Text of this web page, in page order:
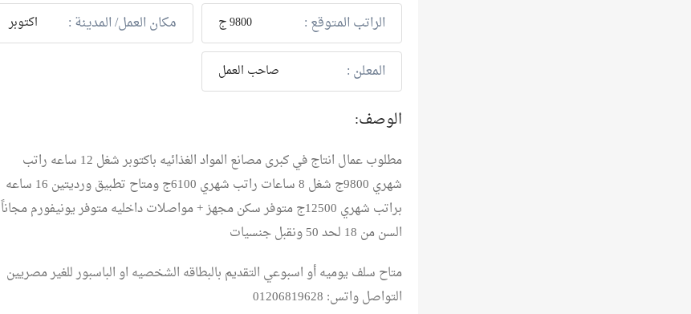
الراتب المتوقع : 9800 ج مكان العمل/ المدينة : اكتوبر
المعلن : صاحب العمل
الوصف:
مطلوب عمال انتاج في كبرى مصانع المواد الغذائيه باكتوبر شغل 12 ساعه راتب
شهري 9800ج شغل 8 ساعات راتب شهري 6100ج ومتاح تطبيق ورديتين 16 ساعه
براتب شهري 12500ج متوفر سكن مجهز + مواصلات داخليه متوفر يونيفورم مجاناً
السن من 18 لحد 50 ونقبل جنسيات
متاح سلف يوميه أو اسبوعي التقديم بالبطاقه الشخصيه او الباسبور للغير مصريين
التواصل واتس: 01206819628